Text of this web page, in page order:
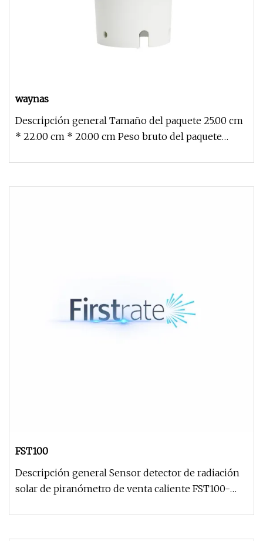
waynas
Descripción general Tamaño del paquete 25.00 cm
* 22.00 cm * 20.00 cm Peso bruto del paquete
FST100
Descripción general Sensor detector de radiación
solar de piranómetro de venta caliente FST100-